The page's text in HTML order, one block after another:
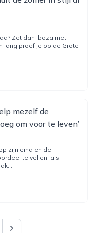
Zet dan Iboza met
lang proef je op de Grote
mezelf de
om voor te leven’
zijn eind en de
te vellen, als